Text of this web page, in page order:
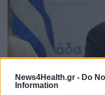
News4Health.gr - Do
Information
ΠΟΛΙΤΙΚΉ ΥΓΕΊΑΣ 05/02/
Θεμιστοκλέους: